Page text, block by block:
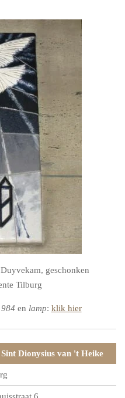
geschonken
Tilburg
en lamp: klik hier
Dionysius van 't Heike